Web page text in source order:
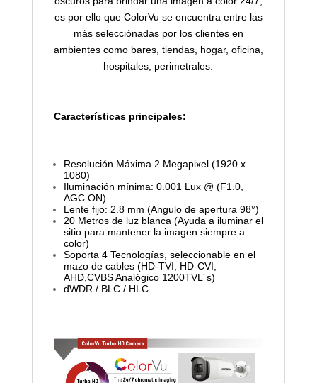
es por ello que ColorVu se encuentra entre las
más selecciónadas por los clientes en
ambientes como bares, tiendas, hogar, oficina,
hospitales, perimetrales.
Características principales:
Resolución Máxima 2 Megapixel (1920 x
1080)
Iluminación mínima: 0.001 Lux @ (F1.0,
AGC ON)
Lente fijo: 2.8 mm (Angulo de apertura 98°)
20 Metros de luz blanca (Ayuda a iluminar el
sitio para mantener la imagen siempre a
color)
Soporta 4 Tecnologías, seleccionable en el
mazo de cables (HD-TVI, HD-CVI,
AHD,CVBS Analógico 1200TVL´s)
dWDR / BLC / HLC